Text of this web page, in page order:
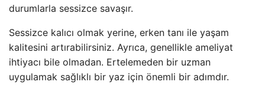
durumlarla sessizce savaşır.
Sessizce kalıcı olmak yerine, erken tanı ile yaşam
kalitesini artırabilirsiniz. Ayrıca, genellikle ameliyat
ihtiyacı bile olmadan. Ertelemeden bir uzman
uygulamak sağlıklı bir yaz için önemli bir adımdır.